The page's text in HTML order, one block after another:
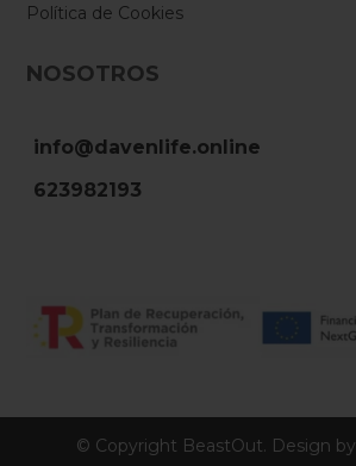
Política de Cookies
NOSOTROS
info@davenlife.online
623982193
© Copyright BeastOut. Design by